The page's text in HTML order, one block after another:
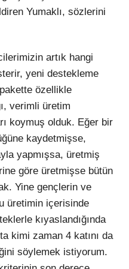
Yumaklı, sözlerini
artık hangi
yeni destekleme
özellikle
verimli üretim
koymuş olduk. Eğer bir
kaydetmişse,
yapmışsa, üretmiş
göre üretmişse bütün
Yine gençlerin ve
üretimin içerisinde
kıyaslandığında
kimi zaman 4 katını da
söylemek istiyorum.